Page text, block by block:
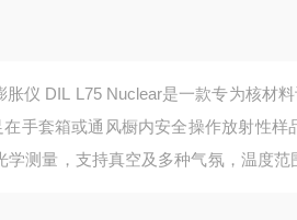
胀仪 DIL L75 Nuclear是一款专为核材
手套箱或通风橱内安全操作放射性样
学测量，支持真空及多种气氛，温度范